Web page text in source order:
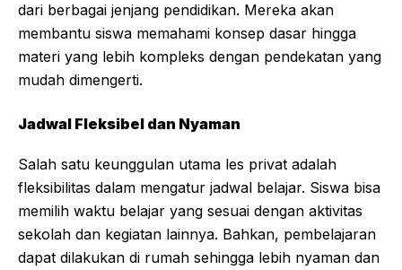
dari berbagai jenjang pendidikan. Mereka akan
membantu siswa memahami konsep dasar hingga
materi yang lebih kompleks dengan pendekatan yang
mudah dimengerti.
Jadwal Fleksibel dan Nyaman
Salah satu keunggulan utama les privat adalah
fleksibilitas dalam mengatur jadwal belajar. Siswa bisa
memilih waktu belajar yang sesuai dengan aktivitas
sekolah dan kegiatan lainnya. Bahkan, pembelajaran
dapat dilakukan di rumah sehingga lebih nyaman dan